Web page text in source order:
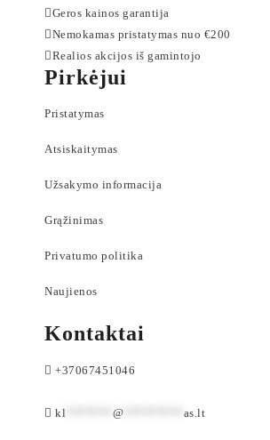
Geros kainos garantija
Nemokamas pristatymas nuo €200
Realios akcijos iš gamintojo
Pirkėjui
Pristatymas
Atsiskaitymas
Užsakymo informacija
Grąžinimas
Privatumo politika
Naujienos
Kontaktai
+37067451046
kl @ as.lt